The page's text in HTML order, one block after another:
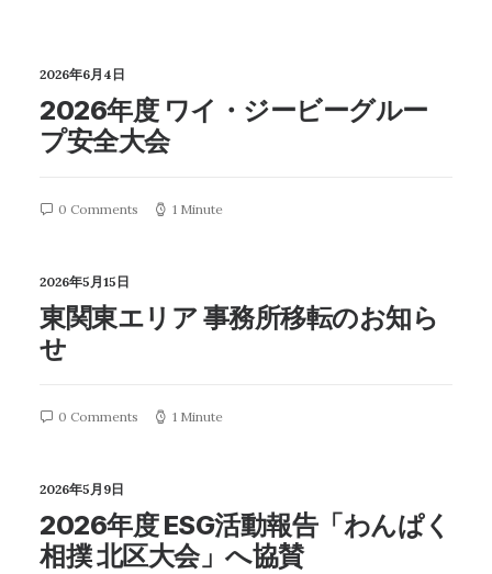
2026年6月4日
2026年度 ワイ・ジービーグルー
プ安全大会
0 Comments 1 Minute
2026年5月15日
東関東エリア 事務所移転のお知ら
せ
0 Comments 1 Minute
2026年5月9日
2026年度 ESG活動報告「わんぱく
相撲 北区大会」へ協賛